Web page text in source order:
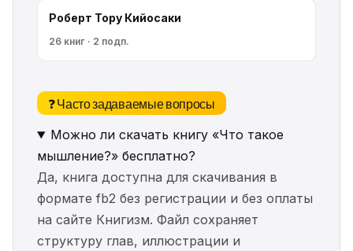
Роберт Тору Кийосаки
26 книг · 2 подп.
❓ Часто задаваемые вопросы
Можно ли скачать книгу «Что такое
мышление?» бесплатно?
Да, книга доступна для скачивания в
формате fb2 без регистрации и без оплаты
на сайте Книгизм. Файл сохраняет
структуру глав, иллюстрации и